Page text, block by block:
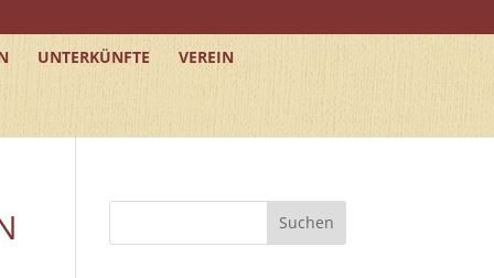
UNTERKÜNFTE VEREIN